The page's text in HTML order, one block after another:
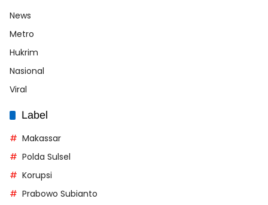
News
Metro
Hukrim
Nasional
Viral
Label
Makassar
Polda Sulsel
Korupsi
Prabowo Subianto